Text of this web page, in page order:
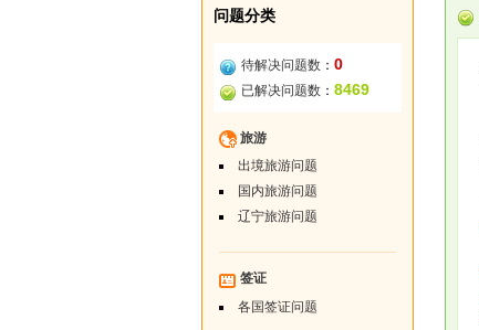
问题分类
待解决问题数 ： 0
已解决问题数 ： 8469
旅游
出境旅游问题
国内旅游问题
辽宁旅游问题
签证
各国签证问题